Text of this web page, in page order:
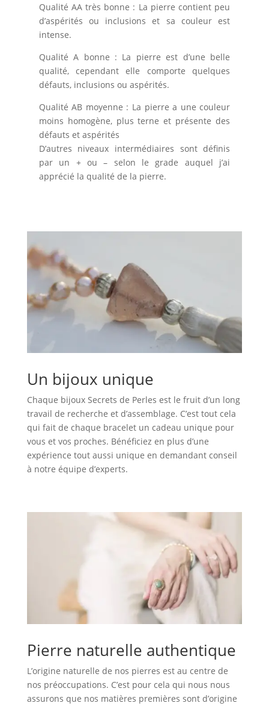
Qualité AA très bonne : La pierre contient peu
d’aspérités ou inclusions et sa couleur est
intense.
Qualité A bonne : La pierre est d’une belle
qualité, cependant elle comporte quelques
défauts, inclusions ou aspérités.
Qualité AB moyenne : La pierre a une couleur
moins homogène, plus terne et présente des
défauts et aspérités
D’autres niveaux intermédiaires sont définis
par un + ou – selon le grade auquel j’ai
apprécié la qualité de la pierre.
Un bijoux unique
Chaque bijoux Secrets de Perles est le fruit d’un long
travail de recherche et d’assemblage. C’est tout cela
qui fait de chaque bracelet un cadeau unique pour
vous et vos proches. Bénéficiez en plus d’une
expérience tout aussi unique en demandant conseil
à notre équipe d’experts.
Pierre naturelle authentique
L’origine naturelle de nos pierres est au centre de
nos préoccupations. C’est pour cela qui nous nous
assurons que nos matières premières sont d’origine